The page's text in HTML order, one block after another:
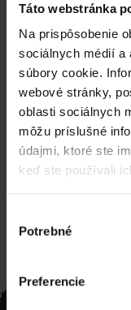
Táto webstránka
Na prispôsobenie
sociálnych médií a
súbory cookie.
webové stránky,
oblasti sociálnych
môžu príslušné
údajmi, ktoré ste
keď ste používali
súhlasu
Potrebné
Preferencie
DIČ: 10739903213
Ukladanie